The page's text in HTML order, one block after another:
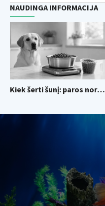
NAUDINGA INFORMACIJA
Kiek šerti šunį: paros norma pagal svorį ir dažniausios klaidos